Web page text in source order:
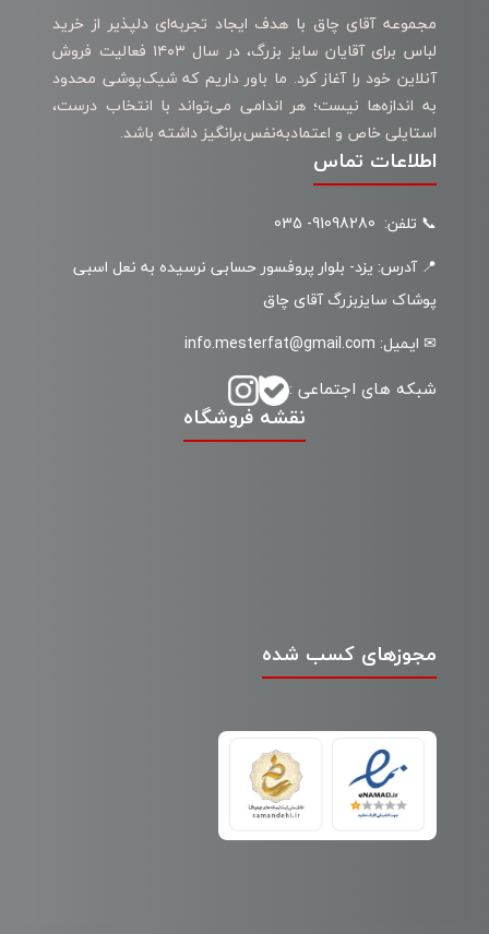
مجموعه آقای چاق با هدف ایجاد تجربه‌ای دلپذیر از خرید
لباس برای آقایان سایز بزرگ، در سال ۱۴۰۳ فعالیت فروش
آنلاین خود را آغاز کرد. ما باور داریم که شیک‌پوشی محدود
به اندازه‌ها نیست؛ هر اندامی می‌تواند با انتخاب درست،
استایلی خاص و اعتمادبه‌نفس‌برانگیز داشته باشد.
مجوزهای کسب شده
اطلاعات تماس
📞 تلفن: 91098280- 035
📍 آدرس: یزد- بلوار پروفسور حسابی نرسیده به نعل اسبی
پوشاک سایزبزرگ آقای چاق
✉ ایمیل: info.mesterfat@gmail.com
شبکه های اجتماعی :
نقشه فروشگاه